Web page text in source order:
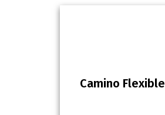
Camino Flexible